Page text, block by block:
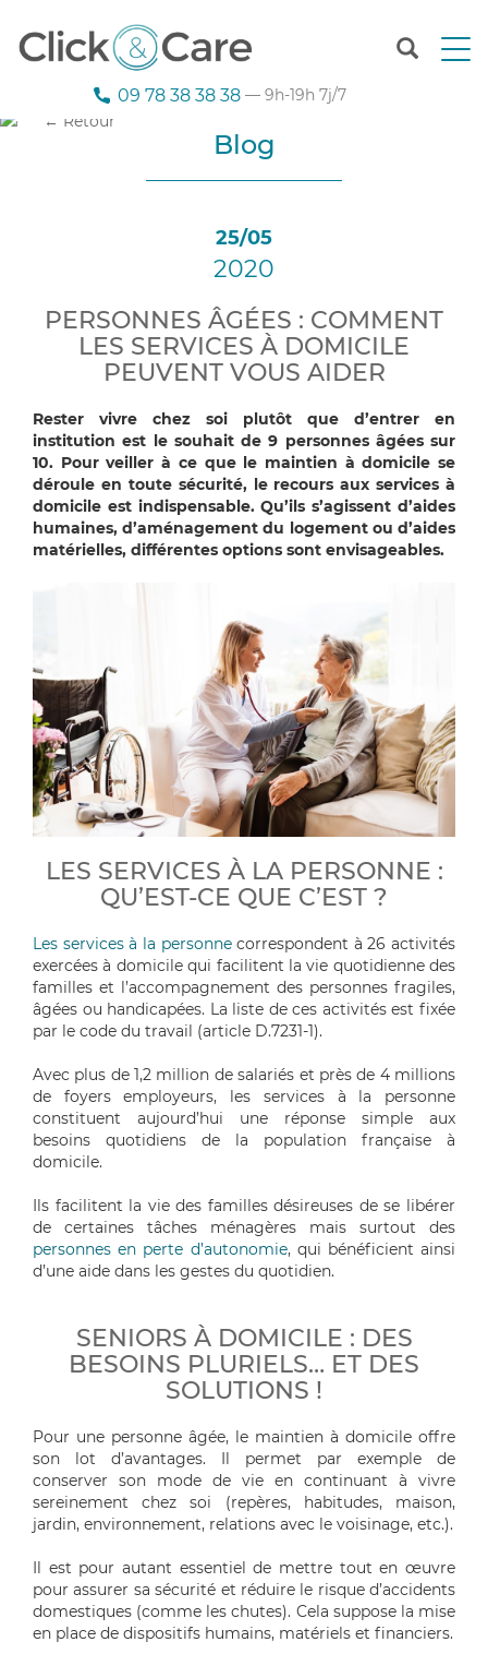
T
09 78 38 38 38 — 9h-19h 7j/7
Blog
← Retour
25/05
2020
PERSONNES ÂGÉES : COMMENT
LES SERVICES À DOMICILE
PEUVENT VOUS AIDER
Rester vivre chez soi plutôt que d’entrer en
institution est le souhait de 9 personnes âgées sur
10. Pour veiller à ce que le maintien à domicile se
déroule en toute sécurité, le recours aux services à
domicile est indispensable. Qu’ils s’agissent d’aides
humaines, d’aménagement du logement ou d’aides
matérielles, différentes options sont envisageables.
LES SERVICES À LA PERSONNE :
QU’EST-CE QUE C’EST ?
Les services à la personnecorrespondent à 26 activités
exercées à domicile qui facilitent la vie quotidienne des
familles et l’accompagnement des personnes fragiles,
âgées ou handicapées. La liste de ces activités est fixée
par le code du travail (article D.7231-1).
Avec plus de 1,2 million de salariés et près de 4 millions
de foyers employeurs, les services à la personne
constituent aujourd’hui une réponse simple aux
besoins quotidiens de la population française à
domicile.
Ils facilitent la vie des familles désireuses de se libérer
de certaines tâches ménagères mais surtout des
personnes en perte d’autonomie, qui bénéficient ainsi
d’une aide dans les gestes du quotidien.
SENIORS À DOMICILE : DES
BESOINS PLURIELS… ET DES
SOLUTIONS !
Pour une personne âgée, le maintien à domicile offre
son lot d’avantages. Il permet par exemple de
conserver son mode de vie en continuant à vivre
sereinement chez soi (repères, habitudes, maison,
jardin, environnement, relations avec le voisinage, etc.).
Il est pour autant essentiel de mettre tout en œuvre
pour assurer sa sécurité et réduire le risque d’accidents
domestiques (comme les chutes). Cela suppose la mise
en place de dispositifs humains, matériels et financiers.